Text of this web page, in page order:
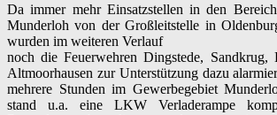
Da immer mehr Einsatzstellen in den
Munderloh von der Großleitstelle in
wurden im weiteren Verlauf
noch die Feuerwehren Dingstede, Sandkrug,
Altmoorhausen zur Unterstützung dazu
mehrere Stunden im Gewerbegebiet
stand u.a. eine LKW Verladerampe